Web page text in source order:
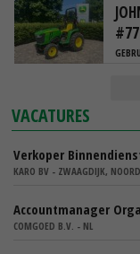
VACATURES
Verkoper
KARO BV - ZWAAGDIJK,
Accountmanager
COMGOED B.V. - NL